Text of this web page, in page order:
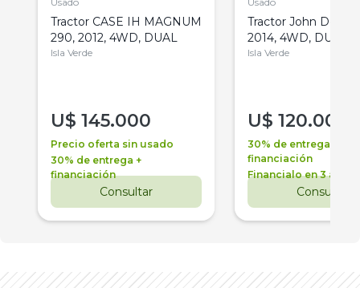
Tractor CASE IH MAGNUM
290, 2012, 4WD, DUAL
Isla Verde
U$ 145.000
Precio oferta sin usado
30% de entrega +
financiación
Consultar
Tractor John Deere
2014, 4WD, DUAL
Isla Verde
U$ 120.000
30% de entrega +
financiación
Financialo en 3 años
Consultar